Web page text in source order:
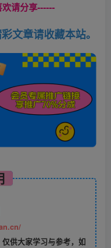
请分享------
文章请收藏本站。
供大家学习与参考，如